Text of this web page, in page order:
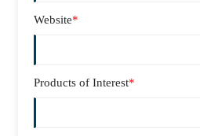
Website*
Products of Interest*